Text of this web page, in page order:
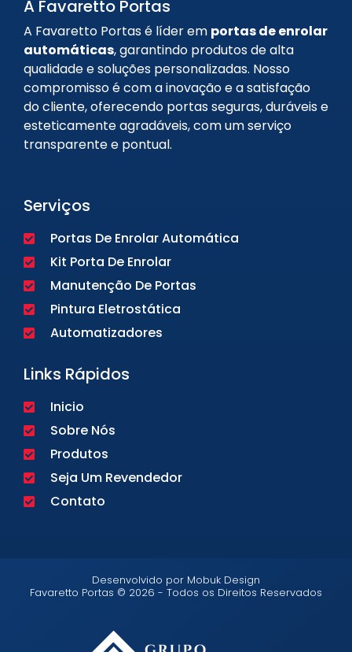
A Favaretto Portas
A Favaretto Portas é líder em portas de enrolar
automáticas, garantindo produtos de alta
qualidade e soluções personalizadas. Nosso
compromisso é com a inovação e a satisfação
do cliente, oferecendo portas seguras, duráveis e
esteticamente agradáveis, com um serviço
transparente e pontual.
Serviços
Portas De Enrolar Automática
Kit Porta De Enrolar
Manutenção De Portas
Pintura Eletrostática
Automatizadores
Links Rápidos
Inicio
Sobre Nós
Produtos
Seja Um Revendedor
Contato
Desenvolvido por Mobuk Design
Favaretto Portas © 2026 - Todos os Direitos Reservados